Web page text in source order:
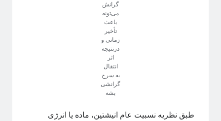
گرانش
می‌تونه
باعث
تأخیر
زمانی و
درنتیجه
اثر
انتقال
به سرخ
گرانشی
بشه
طبق نظریه نسبیت عام انیشتین، ماده یا انرژی